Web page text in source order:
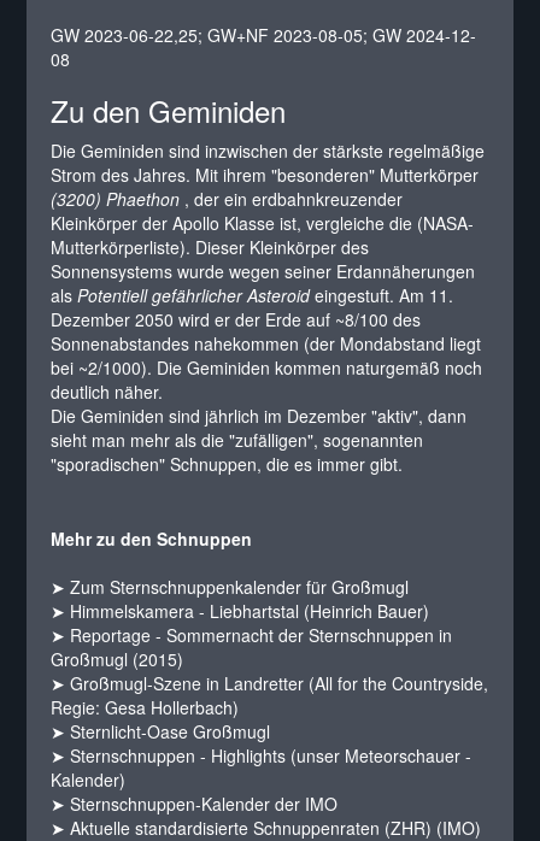
GW 2023-06-22,25; GW+NF 2023-08-05; GW 2024-12-
08
Zu den Geminiden
Die Geminiden sind inzwischen der stärkste regelmäßige
Strom des Jahres. Mit ihrem "besonderen" Mutterkörper
(3200) Phaethon , der ein erdbahnkreuzender
Kleinkörper der Apollo Klasse ist, vergleiche die (NASA-
Mutterkörperliste). Dieser Kleinkörper des
Sonnensystems wurde wegen seiner Erdannäherungen
alsPotentiell gefährlicher Asteroideingestuft. Am 11.
Dezember 2050 wird er der Erde auf ~8/100 des
Sonnenabstandes nahekommen (der Mondabstand liegt
bei ~2/1000). Die Geminiden kommen naturgemäß noch
deutlich näher.
Die Geminiden sind jährlich im Dezember "aktiv", dann
sieht man mehr als die "zufälligen", sogenannten
"sporadischen" Schnuppen, die es immer gibt.
Mehr zu den Schnuppen
➤ Zum Sternschnuppenkalender für Großmugl
➤ Himmelskamera - Liebhartstal (Heinrich Bauer)
➤ Reportage - Sommernacht der Sternschnuppen in
Großmugl (2015)
➤ Großmugl-Szene in Landretter (All for the Countryside,
Regie: Gesa Hollerbach)
➤ Sternlicht-Oase Großmugl
➤ Sternschnuppen - Highlights (unser Meteorschauer -
Kalender)
➤ Sternschnuppen-Kalender der IMO
➤ Aktuelle standardisierte Schnuppenraten (ZHR) (IMO)